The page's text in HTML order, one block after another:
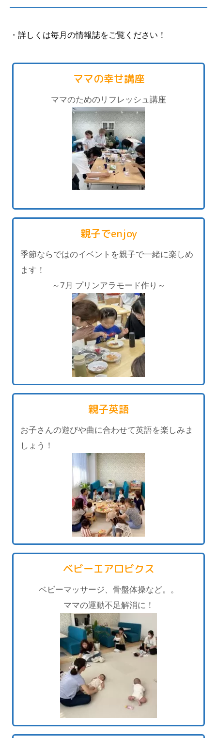
・詳しくは毎月の情報誌をご覧ください！
ママの幸せ講座
ママのためのリフレッシュ講座
親子でenjoy
季節ならではのイベントを親子で一緒に楽しめ
ます！
～7月 プリンアラモード作り～
親子英語
お子さんの遊びや曲に合わせて英語を楽しみま
しょう！
ベビーエアロビクス
ベビーマッサージ、骨盤体操など。。
ママの運動不足解消に！